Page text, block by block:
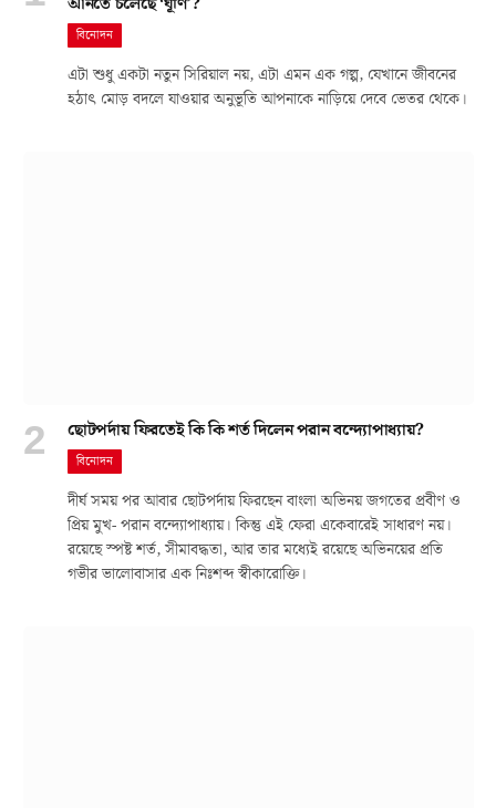
বিনোদন
এটা শুধু একটা নতুন সিরিয়াল নয়, এটা এমন এক গল্প, যেখানে জীবনের
হঠাৎ মোড় বদলে যাওয়ার অনুভূতি আপনাকে নাড়িয়ে দেবে ভেতর থেকে।
ছোটপর্দায় ফিরতেই কি কি শর্ত দিলেন পরান বন্দ্যোপাধ্যায়?
বিনোদন
দীর্ঘ সময় পর আবার ছোটপর্দায় ফিরছেন বাংলা অভিনয় জগতের প্রবীণ ও
প্রিয় মুখ- পরান বন্দ্যোপাধ্যায়। কিন্তু এই ফেরা একেবারেই সাধারণ নয়।
রয়েছে স্পষ্ট শর্ত, সীমাবদ্ধতা, আর তার মধ্যেই রয়েছে অভিনয়ের প্রতি
গভীর ভালোবাসার এক নিঃশব্দ স্বীকারোক্তি।